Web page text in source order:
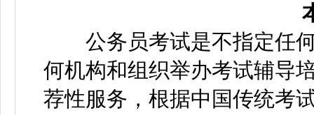
公务员考试是不指定任何
何机构和组织举办考试辅导
荐性服务，根据中国传统考